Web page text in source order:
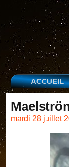
ACCUEIL
mardi 28 juillet